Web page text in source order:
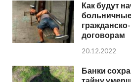
Как будут
договорам
20.12.2022
Банки